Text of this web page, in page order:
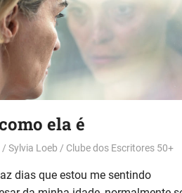
ela é
Sylvia Loeb Clube dos Escritores 50+
dias que estou me sentindo